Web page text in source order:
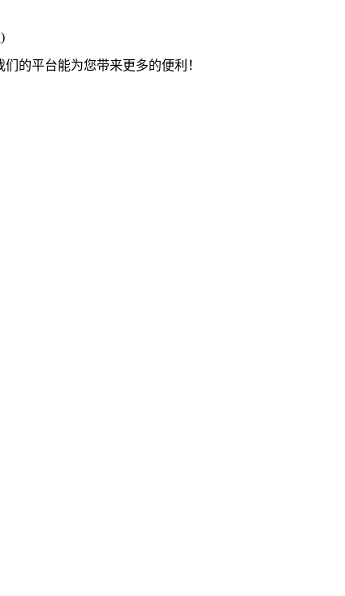
)
的平台能为您带来更多的便利！